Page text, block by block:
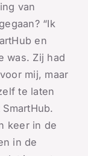
van
“Ik
en
was. Zij had
mij, maar
te laten
keer in de
in de